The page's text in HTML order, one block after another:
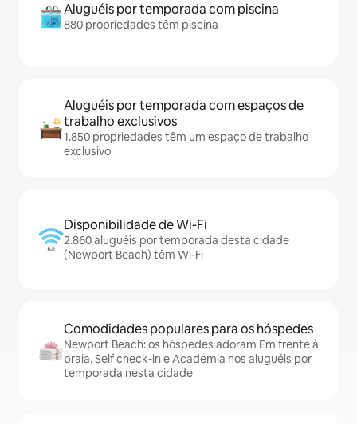
Aluguéis por temporada com piscina
880 propriedades têm piscina
Aluguéis por temporada com espaços de
trabalho exclusivos
1.850 propriedades têm um espaço de trabalho
exclusivo
Disponibilidade de Wi-Fi
2.860 aluguéis por temporada desta cidade
(Newport Beach) têm Wi-Fi
Comodidades populares para os hóspedes
Newport Beach: os hóspedes adoram Em frente à
praia, Self check-in e Academia nos aluguéis por
temporada nesta cidade